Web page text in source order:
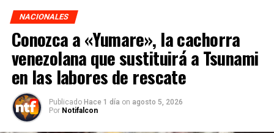
NACIONALES
Conozca a «Yumare», la cachorra
venezolana que sustituirá a Tsunami
en las labores de rescate
Publicado Hace 1 día on agosto 5, 2026
Por Notifalcon